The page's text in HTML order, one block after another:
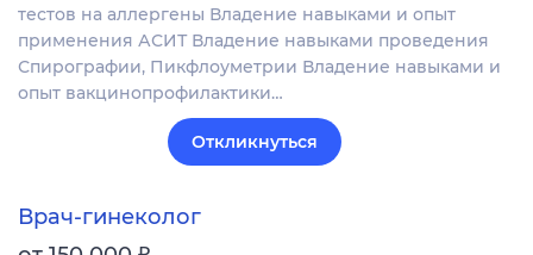
тестов на аллергены Владение навыками и опыт
применения АСИТ Владение навыками проведения
Спирографии, Пикфлоуметрии Владение навыками и
опыт вакцинопрофилактики…
Откликнуться
Врач-гинеколог